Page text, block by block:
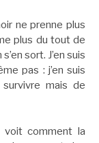
ne prenne plus
plus du tout de
sort. J’en suis
pas : j’en suis
mais de
comment la